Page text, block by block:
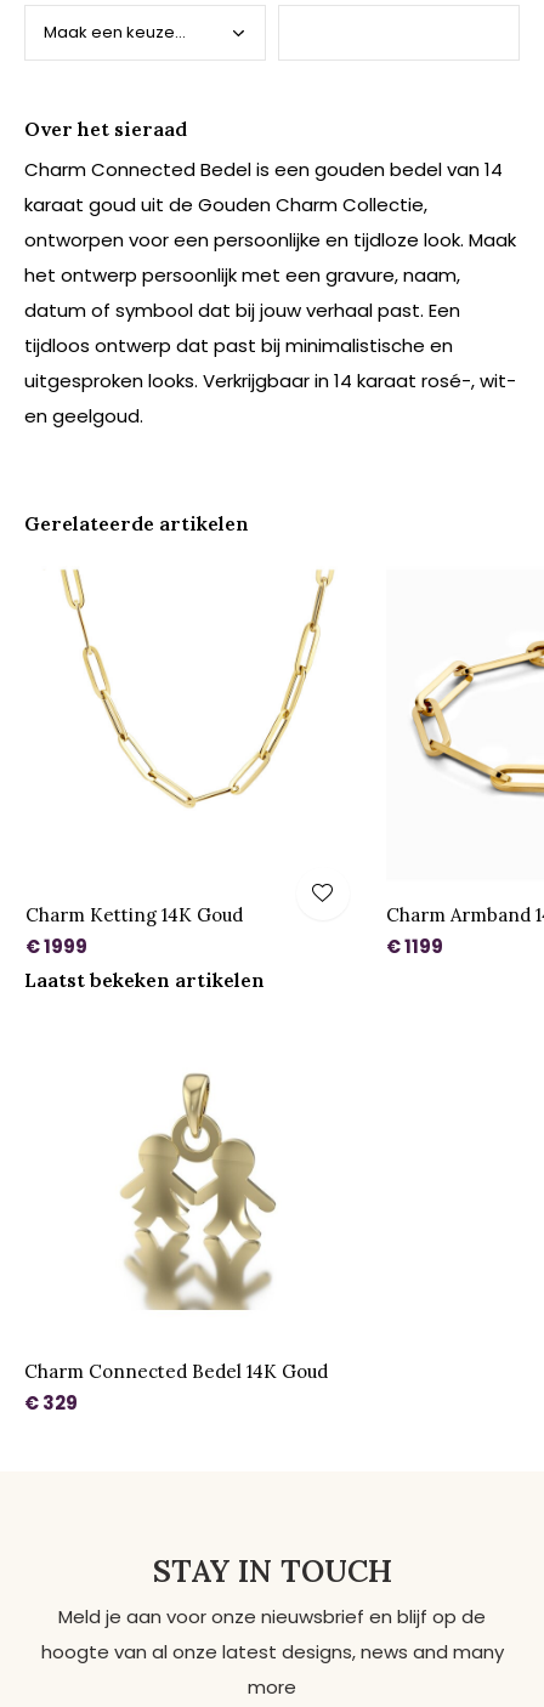
Over het sieraad
Charm Connected Bedel is een gouden bedel van 14
karaat goud uit de Gouden Charm Collectie,
ontworpen voor een persoonlijke en tijdloze look. Maak
het ontwerp persoonlijk met een gravure, naam,
datum of symbool dat bij jouw verhaal past. Een
tijdloos ontwerp dat past bij minimalistische en
uitgesproken looks. Verkrijgbaar in 14 karaat rosé-, wit-
en geelgoud.
Gerelateerde artikelen
Charm Ketting 14K Goud
€ 1999
Charm Armband
€ 1199
Laatst bekeken artikelen
Charm Connected Bedel 14K Goud
€ 329
STAY IN TOUCH
Meld je aan voor onze nieuwsbrief en blijf op de
hoogte van al onze latest designs, news and many
more